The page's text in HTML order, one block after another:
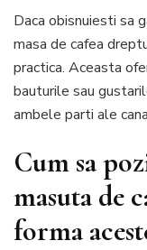
Daca obisnuiesti sa
masa de cafea
practica. Aceasta
bauturile sau
ambele parti ale
Cum sa
masuta de
forma